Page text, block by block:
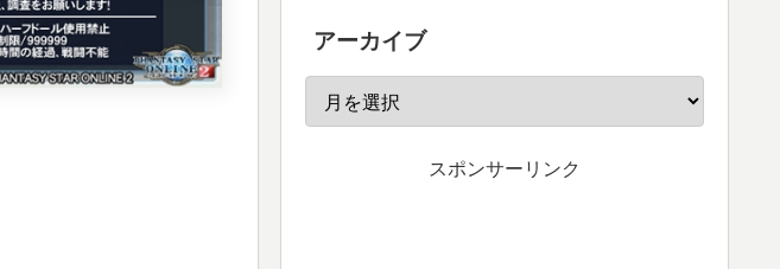
アーカイブ
スポンサーリンク